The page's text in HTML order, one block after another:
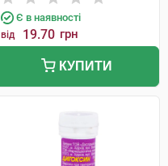
Є в наявності
від 19.70 грн
КУПИТИ